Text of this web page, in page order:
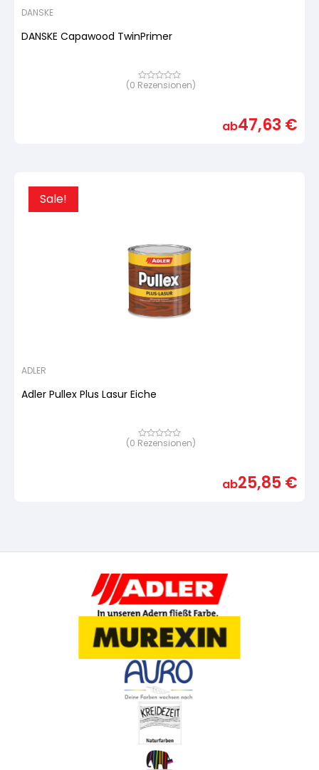
DANSKE
DANSKE Capawood TwinPrimer
Bewertet
(0 Rezensionen)
ab47,63 €
Sale!
ADLER
Adler Pullex Plus Lasur Eiche
Bewertet
(0 Rezensionen)
ab25,85€